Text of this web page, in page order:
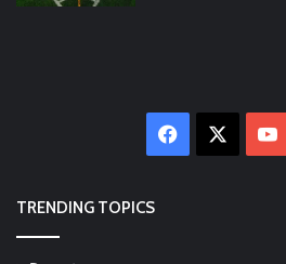
Facebook
TRENDING TOPICS